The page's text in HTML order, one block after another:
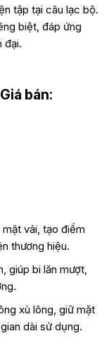
tập tại câu lạc bộ.
biệt, đáp ứng
đại.
Giá bán:
vải, tạo điểm
thương hiệu.
giúp bi lăn mượt,
xù lông, giữ mặt
dài sử dụng.